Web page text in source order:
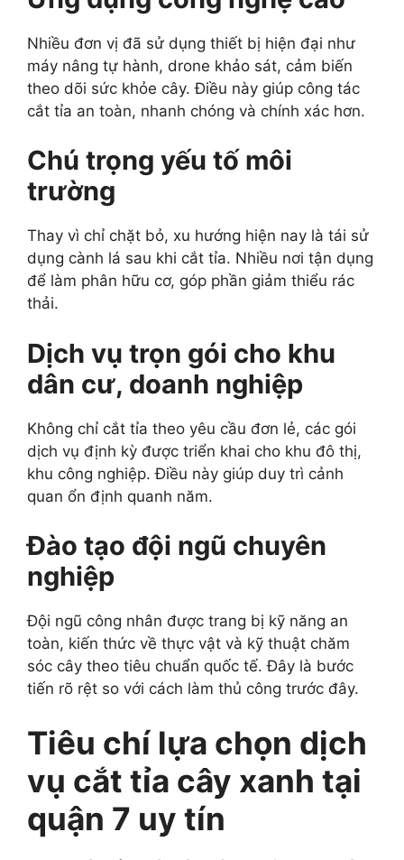
Nhiều đơn vị đã sử dụng thiết bị hiện đại như
máy nâng tự hành, drone khảo sát, cảm biến
theo dõi sức khỏe cây. Điều này giúp công tác
cắt tỉa an toàn, nhanh chóng và chính xác hơn.
Chú trọng yếu tố môi
trường
Thay vì chỉ chặt bỏ, xu hướng hiện nay là tái sử
dụng cành lá sau khi cắt tỉa. Nhiều nơi tận dụng
để làm phân hữu cơ, góp phần giảm thiểu rác
thải.
Dịch vụ trọn gói cho khu
dân cư, doanh nghiệp
Không chỉ cắt tỉa theo yêu cầu đơn lẻ, các gói
dịch vụ định kỳ được triển khai cho khu đô thị,
khu công nghiệp. Điều này giúp duy trì cảnh
quan ổn định quanh năm.
Đào tạo đội ngũ chuyên
nghiệp
Đội ngũ công nhân được trang bị kỹ năng an
toàn, kiến thức về thực vật và kỹ thuật chăm
sóc cây theo tiêu chuẩn quốc tế. Đây là bước
tiến rõ rệt so với cách làm thủ công trước đây.
Tiêu chí lựa chọn dịch
vụ cắt tỉa cây xanh tại
quận 7 uy tín